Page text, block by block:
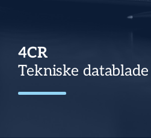
4CR
Tekniske datablade